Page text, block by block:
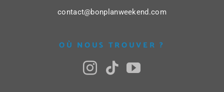
contact@bonplanweekend.com
OÙ NOUS TROUVER ?